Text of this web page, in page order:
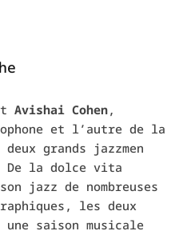
Avishai Cohen,
et l’autre de la
grands jazzmen
la dolce vita
jazz de nombreuses
les deux
saison musicale